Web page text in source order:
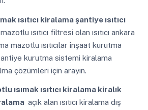
ısıtıcı kiralama şantiye ısıtıcı
ısıtıcı filtresi olan ısıtıcı ankara
mazotlu ısıtıcılar inşaat kurutma
kurutma sistemi kiralama
çözümleri için arayın.
ısımak ısıtıcı kiralama kiralık
açık alan ısıtıcı kiralama dış